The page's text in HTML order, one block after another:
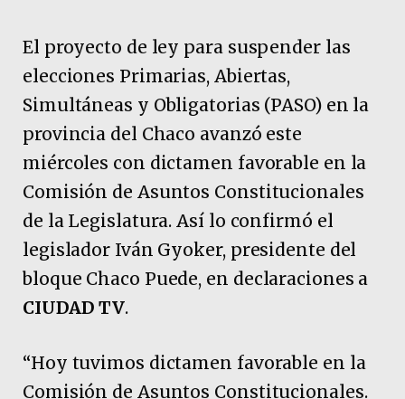
El proyecto de ley para suspender las
elecciones Primarias, Abiertas,
Simultáneas y Obligatorias (PASO) en la
provincia del Chaco avanzó este
miércoles con dictamen favorable en la
Comisión de Asuntos Constitucionales
de la Legislatura. Así lo confirmó el
legislador Iván Gyoker, presidente del
bloque Chaco Puede, en declaraciones a
CIUDAD TV.
“Hoy tuvimos dictamen favorable en la
Comisión de Asuntos Constitucionales.